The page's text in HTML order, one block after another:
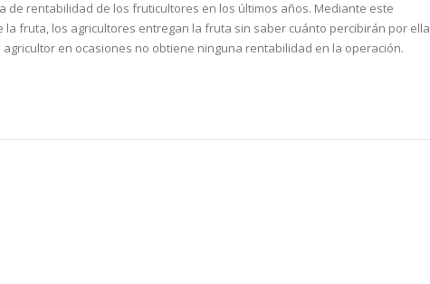
de rentabilidad de los fruticultores en los últimos años. Mediante este
fruta, los agricultores entregan la fruta sin saber cuánto percibirán por ella
en ocasiones no obtiene ninguna rentabilidad en la operación.